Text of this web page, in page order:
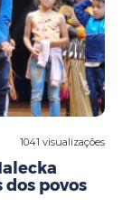
1041 visualizações
povos